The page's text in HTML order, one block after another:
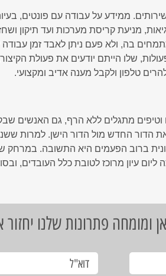
ממידע על עבודה עם פונטים,
מניעת קריסת מערכות ועד תיקון
בה, ולא פעם ניתן לאבד זמן עבודה
שלו הייתם יודעים את פעולת
טלפון ולקבל מענה אדיב ומקצועי.
מתגלים ללא הרף, גם האנשים
הדור החדש מול הדור הישן. למרות
ברוב הפעמים היא התשובה. במרחק
ליום עיון מרוכז לטובת כלל העובדים,
ומומחה פתרונות שלנו יחזור